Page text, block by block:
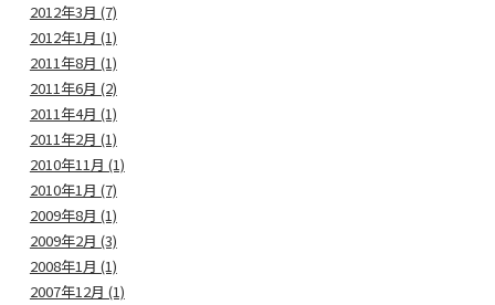
2012年3月 (7)
2012年1月 (1)
2011年8月 (1)
2011年6月 (2)
2011年4月 (1)
2011年2月 (1)
2010年11月 (1)
2010年1月 (7)
2009年8月 (1)
2009年2月 (3)
2008年1月 (1)
2007年12月 (1)